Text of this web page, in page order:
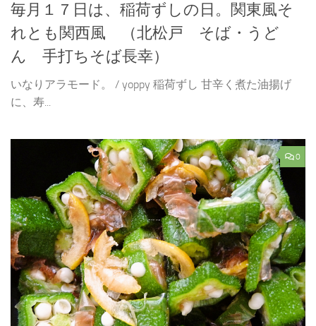
毎月１７日は、稲荷ずしの日。関東風そ
れとも関西風 （北松戸 そば・うど
ん 手打ちそば長幸）
いなりアラモード。 / yoppy 稲荷ずし 甘辛く煮た油揚げ
に、寿...
0